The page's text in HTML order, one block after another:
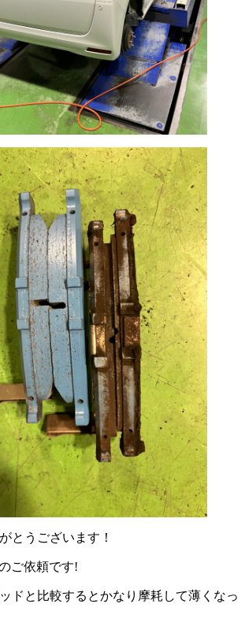
とうございます！
ご依頼です!
ドと比較するとかなり摩耗して薄くなっ